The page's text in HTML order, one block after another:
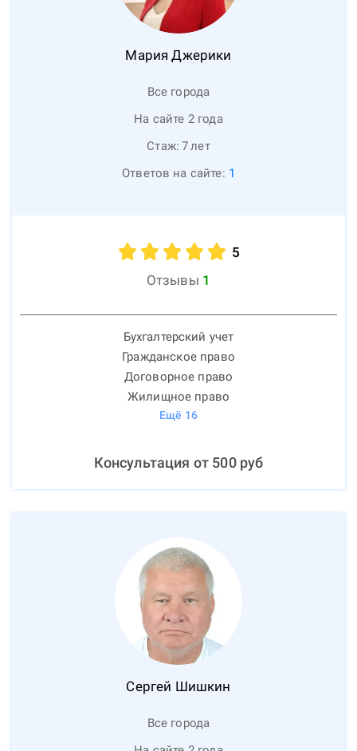
Мария Джерики
Все города
На сайте 2 года
Стаж: 7лет
Ответов на сайте: 1
5
Отзывы 1
Бухгалтерский учет
Гражданское право
Договорное право
Жилищное право
Ещё 16
Консультация от 500руб
Сергей Шишкин
Все города